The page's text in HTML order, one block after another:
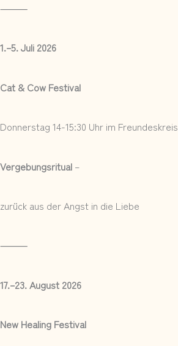
⸻
1.–5. Juli 2026
Cat & Cow Festival
Donnerstag 14-15:30 Uhr im Freundeskreis
Vergebungsritual –
zurück aus der Angst in die Liebe
⸻
17.–23. August 2026
New Healing Festival